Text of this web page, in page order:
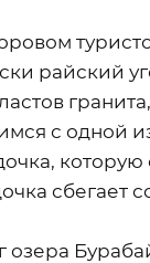
райский
с одной
которую
сбегает